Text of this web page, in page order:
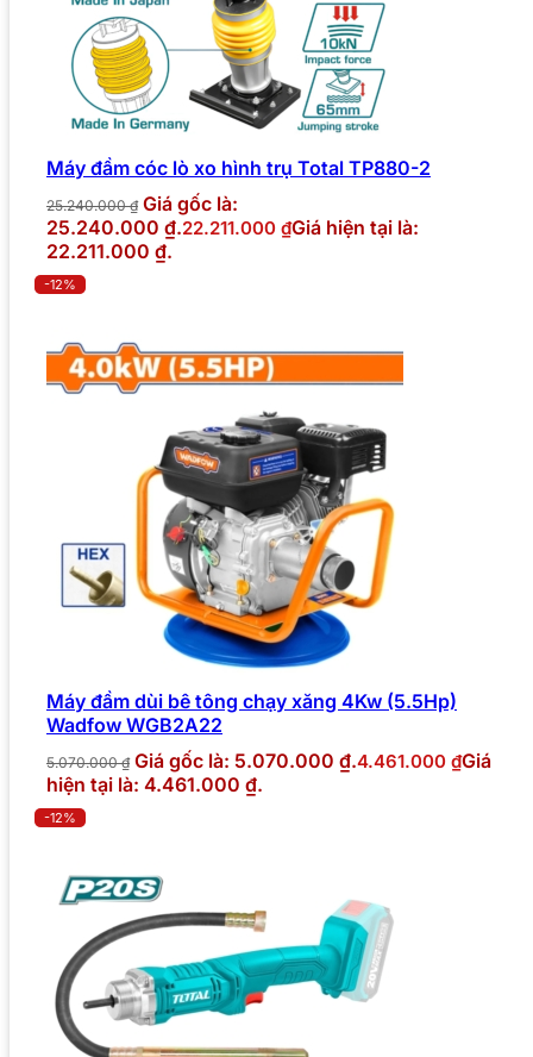
Máy đầm cóc lò xo hình trụ Total TP880-2
25.240.000₫ Giá gốc là:
25.240.000 ₫.22.211.000 ₫Giá hiện tại là:
22.211.000 ₫.
-12%
Máy đầm dùi bê tông chạy xăng 4Kw (5.5Hp)
Wadfow WGB2A22
5.070.000₫ Giá gốc là: 5.070.000 ₫.4.461.000 ₫Giá
hiện tại là: 4.461.000 ₫.
-12%